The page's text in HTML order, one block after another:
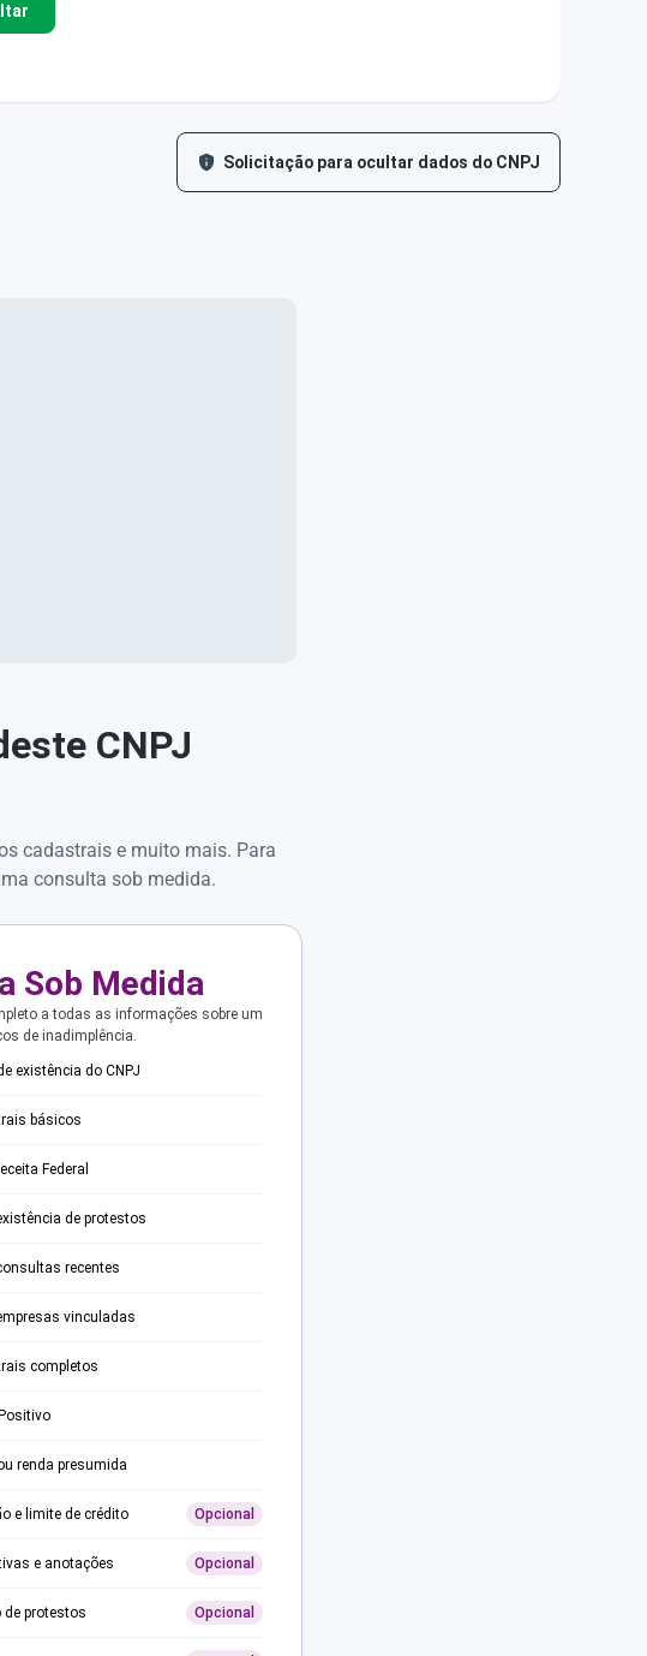
Solicitação para ocultar dados do CNPJ
CNPJ
cadastrais e muito mais. Para
consulta sob medida.
Sob Medida
a todas as informações sobre um
de inadimplência.
existência do CNPJ
básicos
Federal
de protestos
recentes
vinculadas
completos
renda presumida
e limite de crédito Opcional
e anotações Opcional
de protestos Opcional